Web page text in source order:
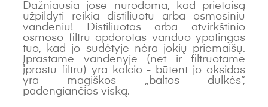
Dažniausia jose nurodoma, kad prietaisą
užpildyti reikia distiliuotu arba osmosiniu
vandeniu! Distiliuotas arba atvirkštinio
osmoso filtru apdorotas vanduo ypatingas
tuo, kad jo sudėtyje nėra jokių priemaišų.
Įprastame vandenyje (net ir filtruotame
įprastu filtru) yra kalcio - būtent jo oksidas
yra magiškos „baltos dulkės“,
padengiančios viską.